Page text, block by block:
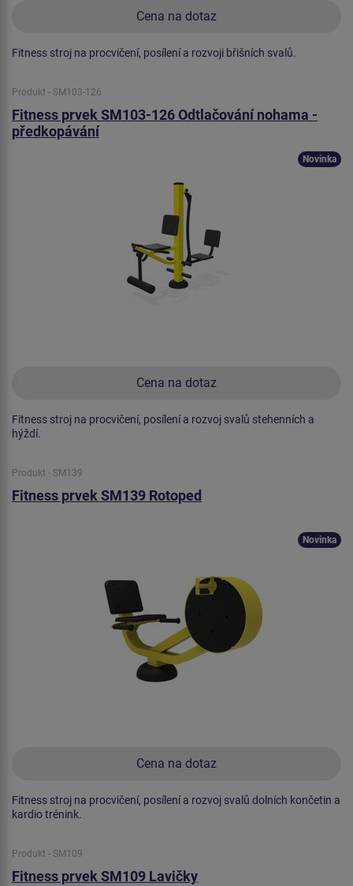
Cena na dotaz
Fitness stroj na procvičení, posílení a rozvoji břišních svalů.
Produkt - SM103-126
Fitness prvek SM103-126 Odtlačování nohama -
předkopávání
Cena na dotaz
Novinka
Fitness stroj na procvičení, posílení a rozvoj svalů stehenních a
hýždí.
Produkt - SM139
Fitness prvek SM139 Rotoped
Cena na dotaz
Novinka
Fitness stroj na procvičení, posílení a rozvoj svalů dolních končetin a
kardio trénink.
Produkt - SM109
Fitness prvek SM109 Lavičky